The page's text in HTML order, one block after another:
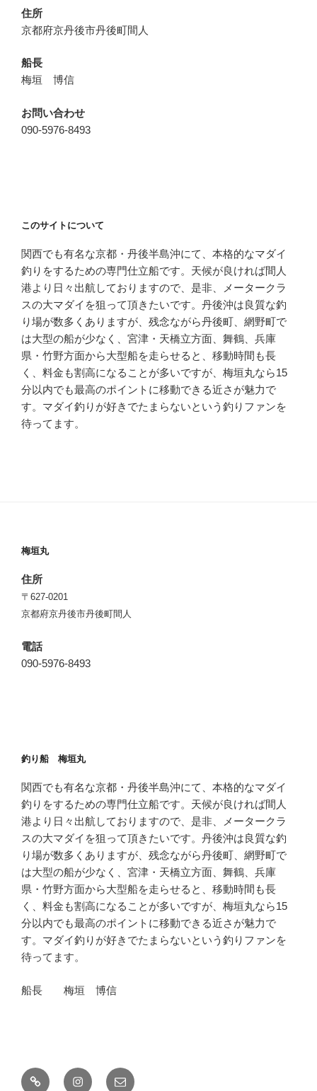
住所
京都府京丹後市丹後町間人
船長
梅垣 博信
お問い合わせ
090-5976-8493
このサイトについて
関西でも有名な京都・丹後半島沖にて、本格的なマダイ
釣りをするための専門仕立船です。天候が良ければ間人
港より日々出航しておりますので、是非、メータークラ
スの大マダイを狙って頂きたいです。丹後沖は良質な釣
り場が数多くありますが、残念ながら丹後町、網野町で
は大型の船が少なく、宮津・天橋立方面、舞鶴、兵庫
県・竹野方面から大型船を走らせると、移動時間も長
く、料金も割高になることが多いですが、梅垣丸なら15
分以内でも最高のポイントに移動できる近さが魅力で
す。マダイ釣りが好きでたまらないという釣りファンを
待ってます。
梅垣丸
住所
〒627-0201
京都府京丹後市丹後町間人
電話
090-5976-8493
釣り船 梅垣丸
関西でも有名な京都・丹後半島沖にて、本格的なマダイ
釣りをするための専門仕立船です。天候が良ければ間人
港より日々出航しておりますので、是非、メータークラ
スの大マダイを狙って頂きたいです。丹後沖は良質な釣
り場が数多くありますが、残念ながら丹後町、網野町で
は大型の船が少なく、宮津・天橋立方面、舞鶴、兵庫
県・竹野方面から大型船を走らせると、移動時間も長
く、料金も割高になることが多いですが、梅垣丸なら15
分以内でも最高のポイントに移動できる近さが魅力で
す。マダイ釣りが好きでたまらないという釣りファンを
待ってます。
船長 梅垣 博信
釣
Instagramメ